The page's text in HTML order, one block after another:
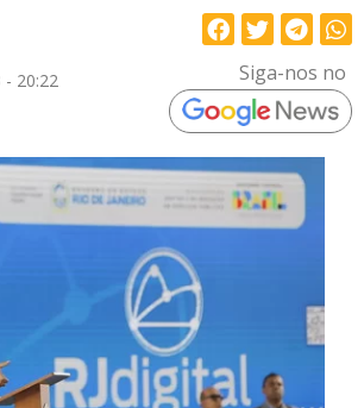
- 20:22 Siga-nos no